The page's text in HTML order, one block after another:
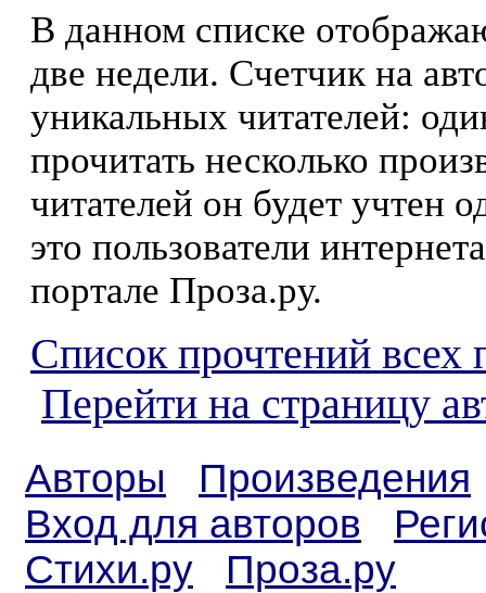
В данном списке
две недели. Счетчик на
уникальных читателей:
прочитать несколько
читателей он будет учтен
это пользователи
портале Проза.ру.
Список прочтений всех
Перейти на страницу
Авторы
Произведения
Вход для авторов
Стихи.ру
Проза.ру